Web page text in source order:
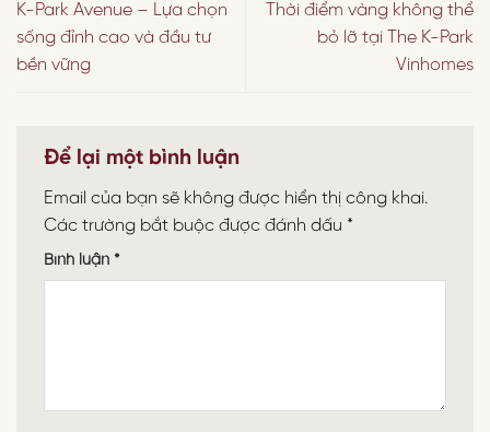
K-Park Avenue – Lựa chọn
sống đỉnh cao và đầu tư
bền vững
Thời điểm vàng không thể
bỏ lỡ tại The K-Park
Vinhomes
Để lại một bình luận
Email của bạn sẽ không được hiển thị công khai.
Các trường bắt buộc được đánh dấu *
Bình luận *